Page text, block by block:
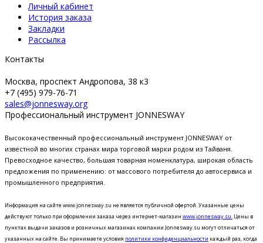
Личный кабинет
История заказа
Закладки
Рассылка
Контакты
Москва, проспект Андропова, 38 к3
+7 (495) 979-76-71
sales@jonnesway.org
Профессиональный инструмент JONNESWAY
Высококачественный профессиональный инструмент JONNESWAY от
известной во многих странах мира торговой марки родом из Тайваня.
Превосходное качество, большая товарная номенклатура, широкая область
предложения по применению: от массового потребителя до автосервиса и
промышленного предприятия.
Информация на сайте www.jonnesway.su не является публичной офертой. Указанные цены
действуют только при оформлении заказа через интернет-магазин www.jonnesway.su. Цены в
пунктах выдачи заказов и розничных магазинах компании Jonnesway.su могут отличаться от
указанных на сайте. Вы принимаете условия политики конфиденциальности каждый раз, когда